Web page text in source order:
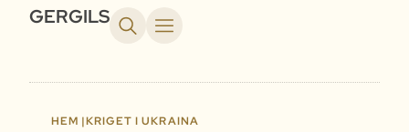
GERGILS
HEM |KRIGET I UKRAINA